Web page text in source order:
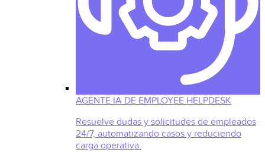
AGENTE IA DE EMPLOYEE HELPDESK
Resuelve dudas y solicitudes de empleados
24/7, automatizando casos y reduciendo
carga operativa.